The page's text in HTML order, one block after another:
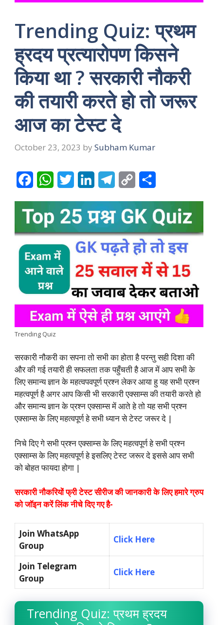
Trending Quiz: प्रथम
ह्रदय प्रत्यारोपण किसने
किया था ? सरकारी नौकरी
की तयारी करते हो तो जरूर
आज का टेस्ट दे
October 23, 2023 by Subham Kumar
c
e
b
o
k
W
a
t
s
A
p
i
t
t
e
r
n
k
e
n
l
e
g
a
m
p
y
L
n
k
a
r
e
Trending Quiz
सरकारी नौकरी का सपना तो सभी का होता है परन्तु सही दिशा की
और की गई तयारी ही सफलता तक पहुँचती है आज में आप सभी के
लिए समान्य ज्ञान के महत्वपवपूर्ण प्रश्न लेकर आया हु यह सभी प्रश्न
महत्वपूर्ण है अगर आप किसी भी सरकारी एक्साम्स की तयारी करते हो
और समान्य ज्ञान के प्रश्न एक्साम्स में आते हे तो यह सभी प्रश्न
एक्साम्स के लिए महत्वपूर्ण हे सभी ध्यान से टेस्ट जरूर दे |
निचे दिए गे सभी प्रश्न एक्साम्स के लिए महत्वपूर्ण हे सभी प्रश्न
एक्साम्स के लिए महत्वपूर्ण हे इसलिए टेस्ट जरूर दे इससे आप सभी
को बोहत फायदा होगा |
सरकारी नौकरियों फ्री टेस्ट सीरीज की जानकारी के लिए हमारे ग्रुप
को जॉइन करें लिंक नीचे दिए गए है-
Join WhatsApp
Group
Click Here
Join Telegram
Group
Click Here
Trending Quiz: प्रथम ह्रदय